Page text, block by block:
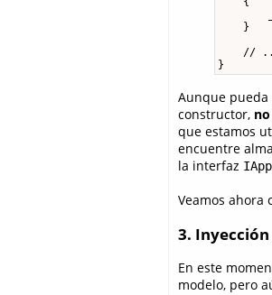
    }
//
}
Aunque
constructor,
que estamos
encuentre
la interfaz
Veamos ahora
3.
En este
modelo, pero